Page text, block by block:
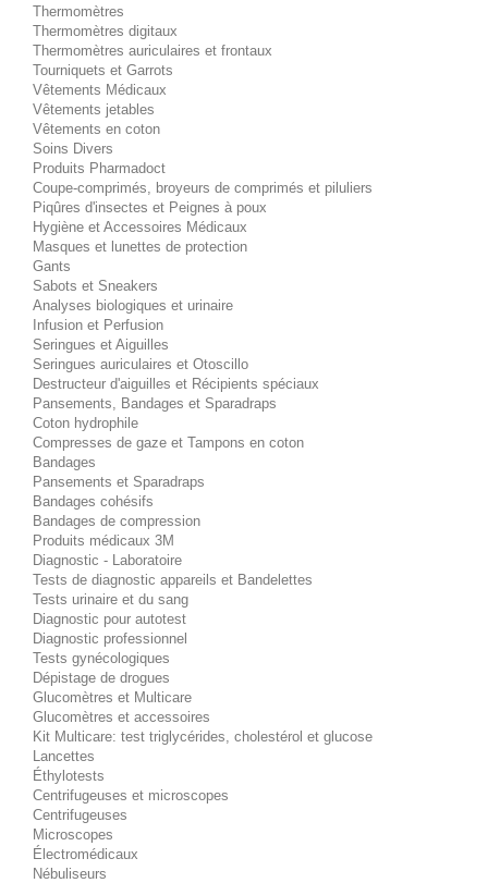
Thermomètres
Thermomètres digitaux
Thermomètres auriculaires et frontaux
Tourniquets et Garrots
Vêtements Médicaux
Vêtements jetables
Vêtements en coton
Soins Divers
Produits Pharmadoct
Coupe-comprimés, broyeurs de comprimés et piluliers
Piqûres d'insectes et Peignes à poux
Hygiène et Accessoires Médicaux
Masques et lunettes de protection
Gants
Sabots et Sneakers
Analyses biologiques et urinaire
Infusion et Perfusion
Seringues et Aiguilles
Seringues auriculaires et Otoscillo
Destructeur d'aiguilles et Récipients spéciaux
Pansements, Bandages et Sparadraps
Coton hydrophile
Compresses de gaze et Tampons en coton
Bandages
Pansements et Sparadraps
Bandages cohésifs
Bandages de compression
Produits médicaux 3M
Diagnostic - Laboratoire
Tests de diagnostic appareils et Bandelettes
Tests urinaire et du sang
Diagnostic pour autotest
Diagnostic professionnel
Tests gynécologiques
Dépistage de drogues
Glucomètres et Multicare
Glucomètres et accessoires
Kit Multicare: test triglycérides, cholestérol et glucose
Lancettes
Éthylotests
Centrifugeuses et microscopes
Centrifugeuses
Microscopes
Électromédicaux
Nébuliseurs